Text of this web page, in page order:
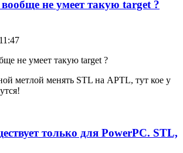
не умеет такую target ?
не умеет такую target ?
метлой менять STL на APTL, тут кое у
только для PowerPC. STL,